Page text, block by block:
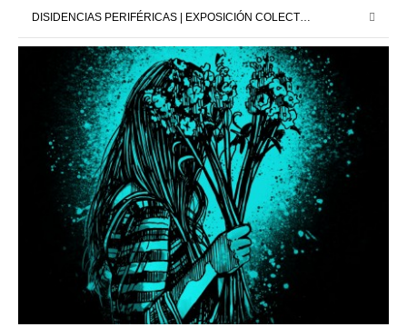
DISIDENCIAS PERIFÉRICAS | EXPOSICIÓN COLECTIVA | NIGREDO.TV | 28.02.25 – 20.03.25